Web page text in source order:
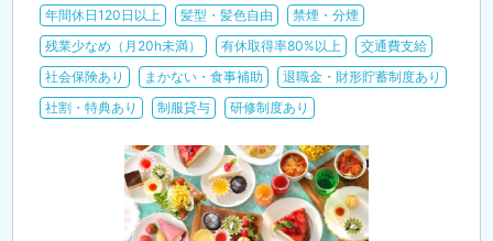
年間休日120日以上
髪型・髪色自由
禁煙・分煙
残業少なめ（月20h未満）
有休取得率80%以上
交通費支給
社会保険あり
まかない・食事補助
退職金・財形貯蓄制度あり
社割・特典あり
制服貸与 研修制度あり